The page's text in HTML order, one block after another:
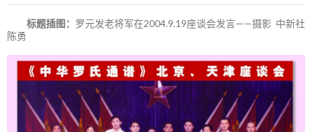
标题插图： 罗元发老将军在2004.9.19座谈会发言——摄影 中新社
陈勇